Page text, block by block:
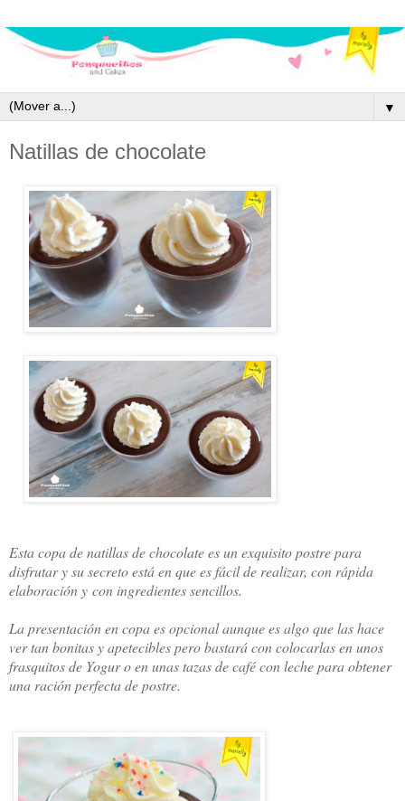
▼
Natillas de chocolate
Esta copa de natillas de chocolate es un exquisito postre para
disfrutar y su secreto está en que es fácil de realizar, con rápida
elaboración y con ingredientes sencillos.
La presentación en copa es opcional aunque es algo que las hace
ver tan bonitas y apetecibles pero bastará con colocarlas en unos
frasquitos de Yogur o en unas tazas de café con leche para obtener
una ración perfecta de postre.